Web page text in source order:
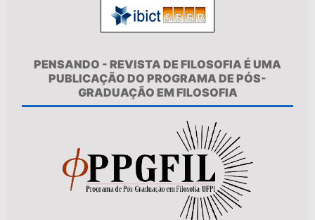
PENSANDO - REVISTA DE FILOSOFIA É UMA
PUBLICAÇÃO DO PROGRAMA DE PÓS-
GRADUAÇÃO EM FILOSOFIA